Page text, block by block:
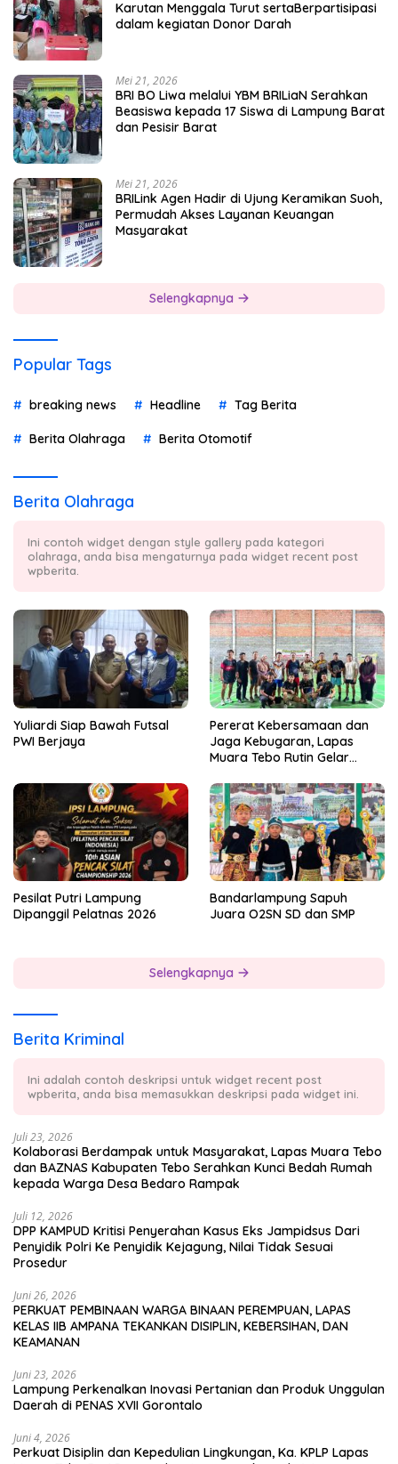
Karutan Menggala Turut sertaBerpartisipasi
dalam kegiatan Donor Darah
Mei 21, 2026
BRI BO Liwa melalui YBM BRILiaN Serahkan
Beasiswa kepada 17 Siswa di Lampung Barat
dan Pesisir Barat
Mei 21, 2026
BRILink Agen Hadir di Ujung Keramikan Suoh,
Permudah Akses Layanan Keuangan
Masyarakat
Selengkapnya
Popular Tags
breaking news Headline Tag Berita
Berita Olahraga Berita Otomotif
Berita Olahraga
Ini contoh widget dengan style gallery pada kategori
olahraga, anda bisa mengaturnya pada widget recent post
wpberita.
Yuliardi Siap Bawah Futsal
PWI Berjaya
Pererat Kebersamaan dan
Jaga Kebugaran, Lapas
Muara Tebo Rutin Gelar
Pesilat Putri Lampung
Dipanggil Pelatnas 2026
Bandarlampung Sapuh
Juara O2SN SD dan SMP
Selengkapnya
Berita Kriminal
Ini adalah contoh deskripsi untuk widget recent post
wpberita, anda bisa memasukkan deskripsi pada widget ini.
Juli 23, 2026
Kolaborasi Berdampak untuk Masyarakat, Lapas Muara Tebo
dan BAZNAS Kabupaten Tebo Serahkan Kunci Bedah Rumah
kepada Warga Desa Bedaro Rampak
Juli 12, 2026
DPP KAMPUD Kritisi Penyerahan Kasus Eks Jampidsus Dari
Penyidik Polri Ke Penyidik Kejagung, Nilai Tidak Sesuai
Prosedur
Juni 26, 2026
PERKUAT PEMBINAAN WARGA BINAAN PEREMPUAN, LAPAS
KELAS IIB AMPANA TEKANKAN DISIPLIN, KEBERSIHAN, DAN
KEAMANAN
Juni 23, 2026
Lampung Perkenalkan Inovasi Pertanian dan Produk Unggulan
Daerah di PENAS XVII Gorontalo
Juni 4, 2026
Perkuat Disiplin dan Kepedulian Lingkungan, Ka. KPLP Lapas